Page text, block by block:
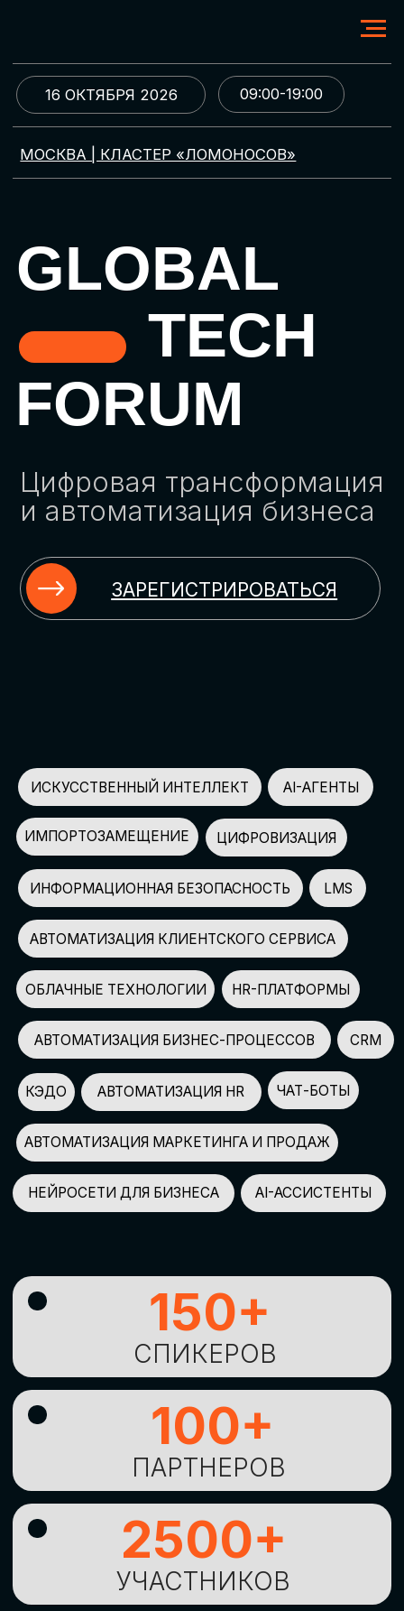
МОСКВА | КЛАСТЕР «ЛОМОНОСОВ»
GLOBAL
TECH
FORUM
Цифровая трансформация
и автоматизация бизнеса
ЗАРЕГИСТРИРОВАТЬСЯ
09:00-19:00
16 ОКТЯБРЯ 2026
ИСКУССТВЕННЫЙ ИНТЕЛЛЕКТ
НЕЙРОСЕТИ ДЛЯ БИЗНЕСА
КЭДО
ЦИФРОВИЗАЦИЯ
АВТОМАТИЗАЦИЯ HR
АВТОМАТИЗАЦИЯ МАРКЕТИНГА И ПРОДАЖ
AI-АССИСТЕНТЫ
ЧАТ-БОТЫ
ИМПОРТОЗАМЕЩЕНИЕ
СПИКЕРОВ
150+
ПАРТНЕРОВ
100+
УЧАСТНИКОВ
2500+
GLOBAL TECH FORUM –
ИЗУЧЕНИЯНОВЫХ
ТЕХНОЛОГИЙИ
СТРАТЕГИЧЕСКИХ
ПОДХОДОВ К ЦИФРОВОЙ
ТРАНСФОРМАЦИИ
БИЗНЕСА
ОСТАВИТЬ
ЗАЯВКУ
Оставьте заявку, наши менеджеры